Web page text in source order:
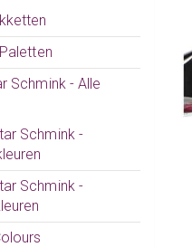
Schmink - Alle
Schmink -
Schmink -